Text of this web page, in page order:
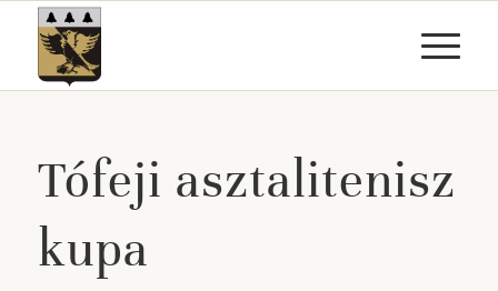
Tófeji asztalitenisz
kupa